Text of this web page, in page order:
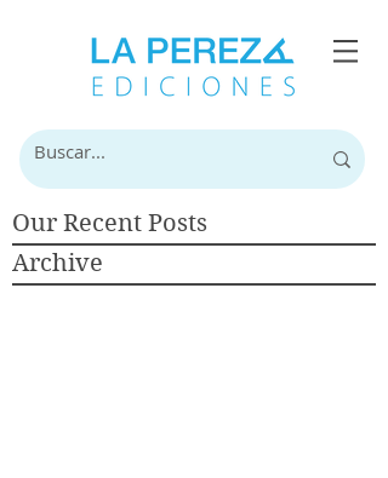
Our Recent Posts
Archive